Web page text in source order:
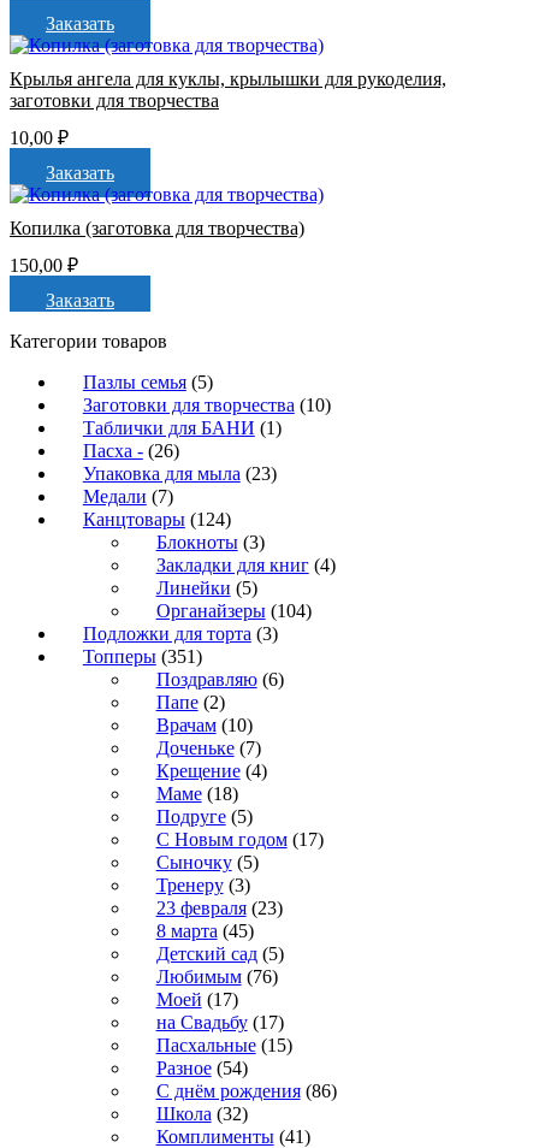
Заказать
Крылья ангела для куклы, крылышки для рукоделия,
заготовки для творчества
10,00 ₽
Заказать
Копилка (заготовка для творчества)
150,00 ₽
Заказать
Категории товаров
Пазлы семья (5)
Заготовки для творчества (10)
Таблички для БАНИ (1)
Пасха - (26)
Упаковка для мыла (23)
Медали (7)
Канцтовары (124)
Блокноты (3)
Закладки для книг (4)
Линейки (5)
Органайзеры (104)
Подложки для торта (3)
Топперы (351)
Поздравляю (6)
Папе (2)
Врачам (10)
Доченьке (7)
Крещение (4)
Маме (18)
Подруге (5)
С Новым годом (17)
Сыночку (5)
Тренеру (3)
23 февраля (23)
8 марта (45)
Детский сад (5)
Любимым (76)
Моей (17)
на Свадьбу (17)
Пасхальные (15)
Разное (54)
С днём рождения (86)
Школа (32)
Комплименты (41)